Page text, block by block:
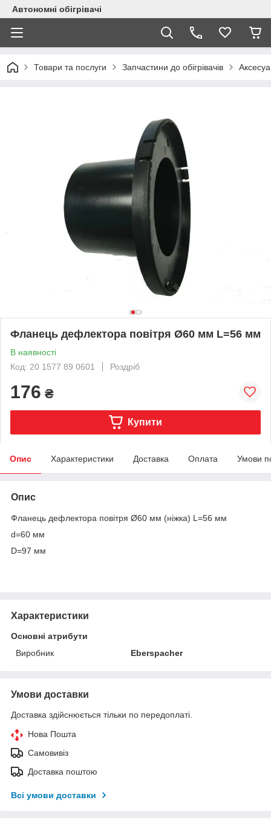
Автономні обігрівачі
Товари та послуги Запчастини до обігрівачів
Фланець дефлектора повітря Ø60 мм L=56 мм
В наявності
Код: 20 1577 89 0601
Роздріб
176 ₴
Купити
Опис Характеристики Доставка Оплата Умови
Опис
Фланець дефлектора повітря Ø60 мм (ніжка) L=56 мм
d=60 мм
D=97 мм
Характеристики
Основні атрибути
Виробник
Eberspacher
Умови доставки
Доставка здійснюється тільки по передоплаті.
Нова Пошта
Самовивіз
Доставка поштою
Всі умови доставки